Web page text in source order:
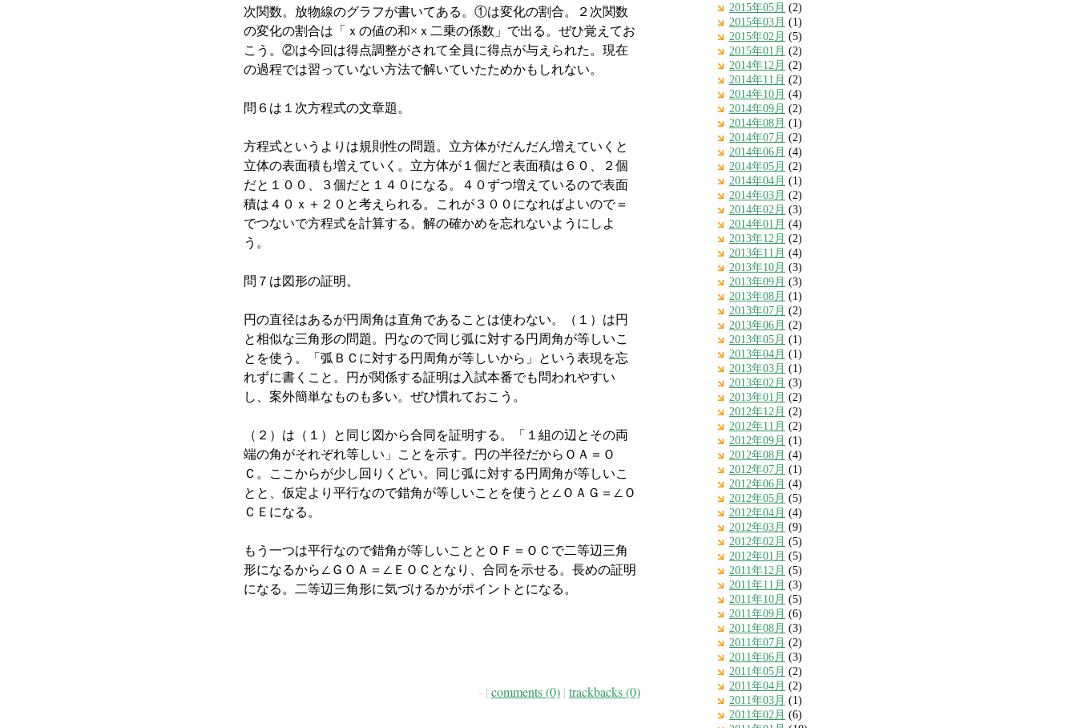
次関数。放物線のグラフが書いてある。①は変化の割合。２次関数
の変化の割合は「ｘの値の和×ｘ二乗の係数」で出る。ぜひ覚えてお
こう。②は今回は得点調整がされて全員に得点が与えられた。現在
の過程では習っていない方法で解いていたためかもしれない。
問６は１次方程式の文章題。
方程式というよりは規則性の問題。立方体がだんだん増えていくと
立体の表面積も増えていく。立方体が１個だと表面積は６０、２個
だと１００、３個だと１４０になる。４０ずつ増えているので表面
積は４０ｘ＋２０と考えられる。これが３００になればよいので＝
でつないで方程式を計算する。解の確かめを忘れないようにしよ
う。
問７は図形の証明。
円の直径はあるが円周角は直角であることは使わない。（１）は円
と相似な三角形の問題。円なので同じ弧に対する円周角が等しいこ
とを使う。「弧ＢＣに対する円周角が等しいから」という表現を忘
れずに書くこと。円が関係する証明は入試本番でも問われやすい
し、案外簡単なものも多い。ぜひ慣れておこう。
（２）は（１）と同じ図から合同を証明する。「１組の辺とその両
端の角がそれぞれ等しい」ことを示す。円の半径だからＯＡ＝Ｏ
Ｃ。ここからが少し回りくどい。同じ弧に対する円周角が等しいこ
とと、仮定より平行なので錯角が等しいことを使うと∠ＯＡＧ＝∠Ｏ
ＣＥになる。
もう一つは平行なので錯角が等しいこととＯＦ＝ＯＣで二等辺三角
形になるから∠ＧＯＡ＝∠ＥＯＣとなり、合同を示せる。長めの証明
になる。二等辺三角形に気づけるかがポイントとになる。
- | comments (0) | trackbacks (0)
2015年05月 (2)
2015年03月 (1)
2015年02月 (5)
2015年01月 (2)
2014年12月 (2)
2014年11月 (2)
2014年10月 (4)
2014年09月 (2)
2014年08月 (1)
2014年07月 (2)
2014年06月 (4)
2014年05月 (2)
2014年04月 (1)
2014年03月 (2)
2014年02月 (3)
2014年01月 (4)
2013年12月 (2)
2013年11月 (4)
2013年10月 (3)
2013年09月 (3)
2013年08月 (1)
2013年07月 (2)
2013年06月 (2)
2013年05月 (1)
2013年04月 (1)
2013年03月 (1)
2013年02月 (3)
2013年01月 (2)
2012年12月 (2)
2012年11月 (2)
2012年09月 (1)
2012年08月 (4)
2012年07月 (1)
2012年06月 (4)
2012年05月 (5)
2012年04月 (4)
2012年03月 (9)
2012年02月 (5)
2012年01月 (5)
2011年12月 (5)
2011年11月 (3)
2011年10月 (5)
2011年09月 (6)
2011年08月 (3)
2011年07月 (2)
2011年06月 (3)
2011年05月 (2)
2011年04月 (2)
2011年03月 (1)
2011年02月 (6)